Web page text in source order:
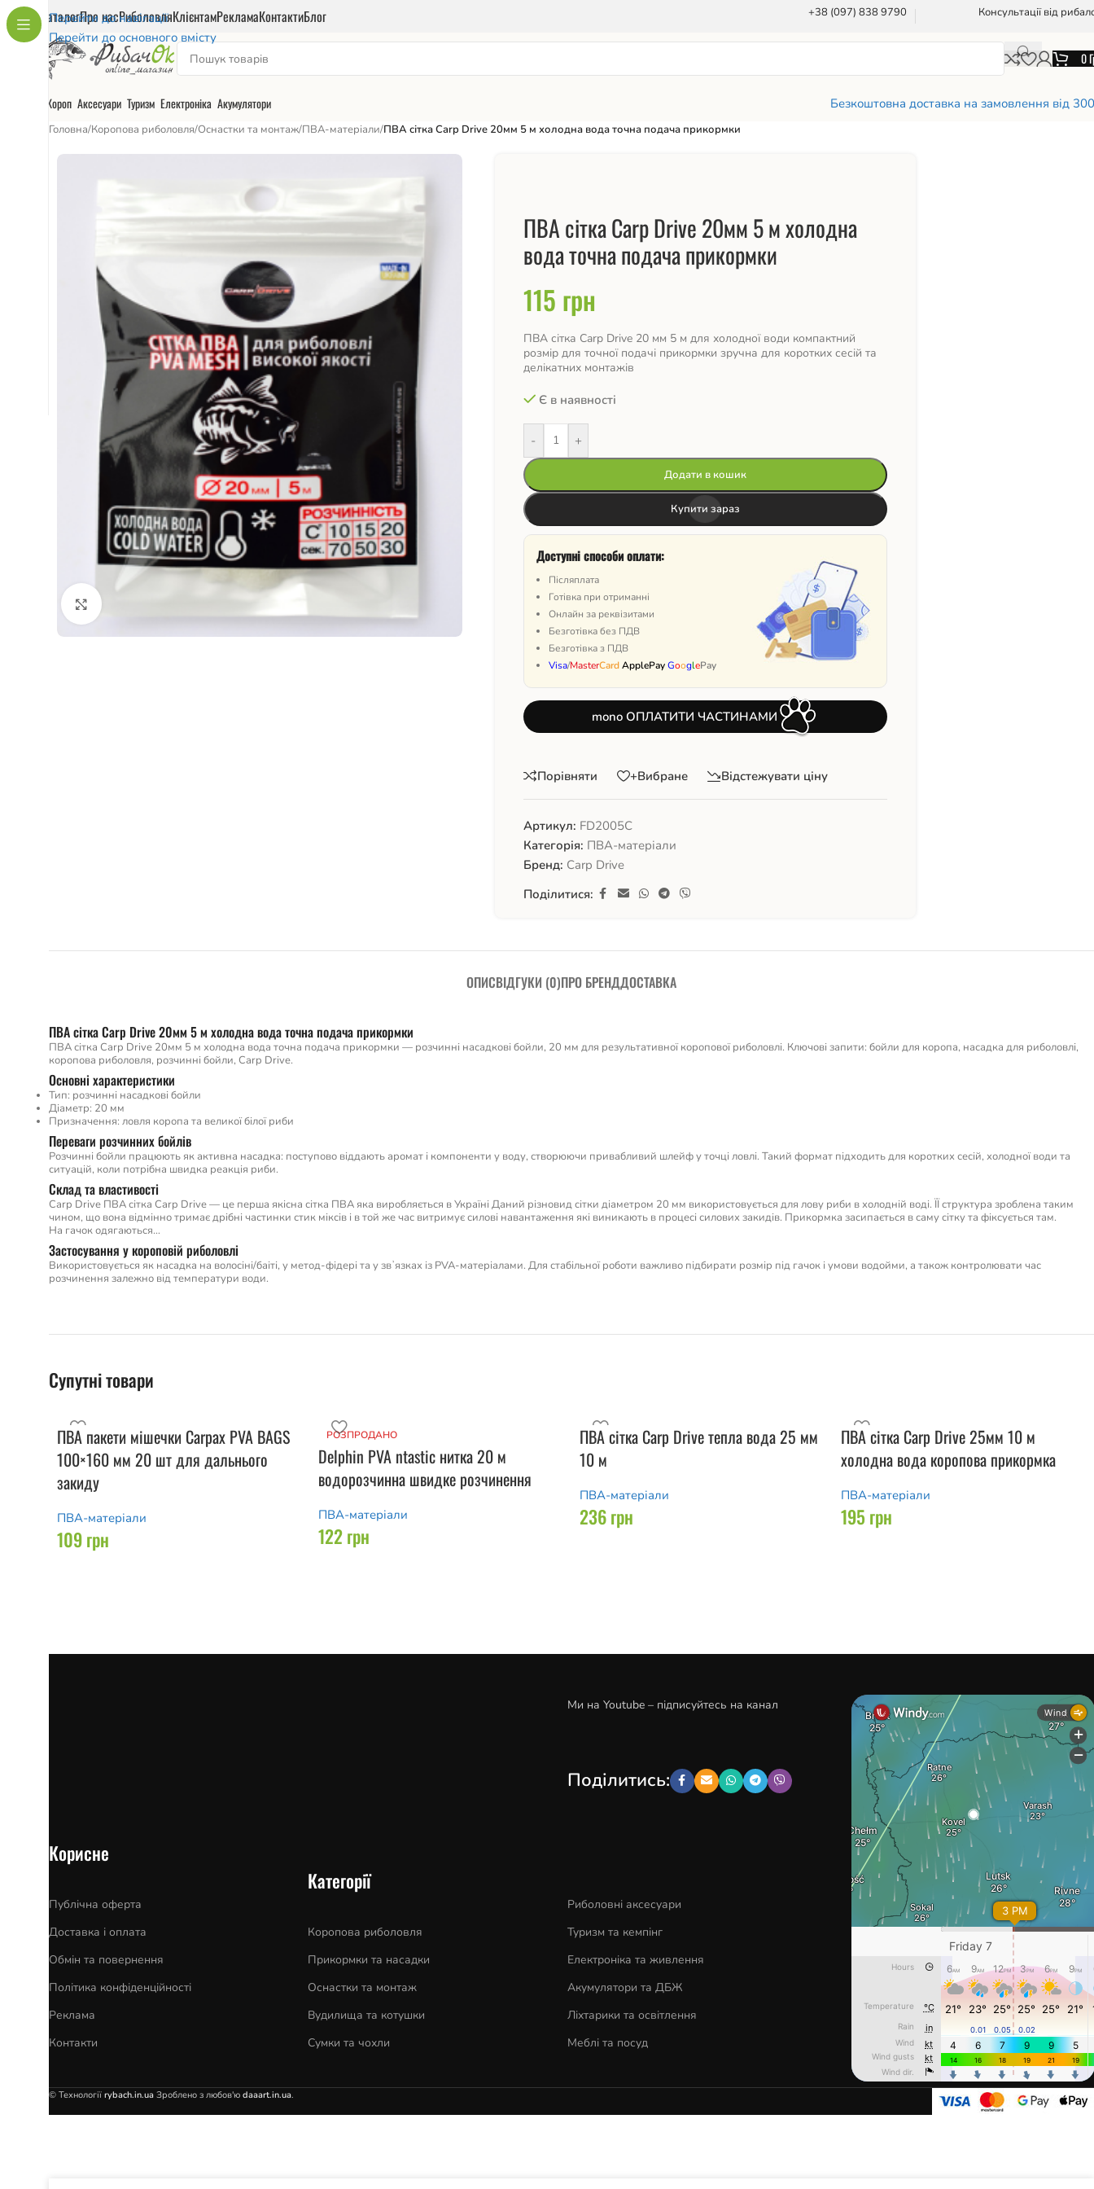
Перейти до навігації
Перейти до основного вмісту
КаталогПро насРиболовляКлієнтамРекламаКонтактиБлог +38 (097) 838 9790 Консультації від
0
Короп Аксесуари Туризм Електроніка Акумулятори Безкоштовна доставка на замовлення від
Головна/Коропова риболовля/Оснастки та монтаж/ПВА-матеріали/ПВА сітка Carp Drive 20мм 5 м холодна вода точна подача прикормки
ПВА сітка Carp Drive 20мм 5 м холодна
вода точна подача прикормки
115 грн
ПВА сітка Carp Drive 20 мм 5 м для холодної води компактний
розмір для точної подачі прикормки зручна для коротких сесій та
делікатних монтажів
Є в наявності
- +
Додати в кошик
Купити зараз
Доступні способи оплати:
Післяплата
Готівка при отриманні
Онлайн за реквізитами
Безготівка без ПДВ
Безготівка з ПДВ
Visa/MasterCard ApplePay GooglePay
mono ОПЛАТИТИ ЧАСТИНАМИ
Порівняти +Вибране Відстежувати ціну
Артикул: FD2005C
Категорія: ПВА-матеріали
Бренд: Carp Drive
Поділитися:
ОПИСВІДГУКИ (0)ПРО БРЕНДДОСТАВКА
ПВА сітка Carp Drive 20мм 5 м холодна вода точна подача прикормки
ПВА сітка Carp Drive 20мм 5 м холодна вода точна подача прикормки — розчинні насадкові бойли, 20 мм для результативної коропової риболовлі. Ключові запити: бойли для коропа, насадка для риболовлі,
коропова риболовля, розчинні бойли, Carp Drive.
Основні характеристики
Тип: розчинні насадкові бойли
Діаметр: 20 мм
Призначення: ловля коропа та великої білої риби
Переваги розчинних бойлів
Розчинні бойли працюють як активна насадка: поступово віддають аромат і компоненти у воду, створюючи привабливий шлейф у точці ловлі. Такий формат підходить для коротких сесій, холодної води та
ситуацій, коли потрібна швидка реакція риби.
Склад та властивості
Carp Drive ПВА сітка Carp Drive — це перша якісна сітка ПВА яка виробляється в Україні Даний різновид сітки діаметром 20 мм використовується для лову риби в холодній воді. ЇЇ структура зроблена таким
чином, що вона відмінно тримає дрібні частинки стик міксів і в той же час витримує силові навантаження які виникають в процесі силових закидів. Прикормка засипається в саму сітку та фіксується там.
На гачок одягаються…
Застосування у короповій риболовлі
Використовується як насадка на волосіні/баіті, у метод-фідері та у звʼязках із PVA-матеріалами. Для стабільної роботи важливо підбирати розмір під гачок і умови водойми, а також контролювати час
розчинення залежно від температури води.
Супутні товари
ПВА пакети мішечки Carpax PVA BAGS
100×160 мм 20 шт для дальнього
закиду
ПВА-матеріали
109грн
РОЗПРОДАНО
Delphin PVA ntastic нитка 20 м
водорозчинна швидке розчинення
ПВА-матеріали
122грн
ПВА сітка Carp Drive тепла вода 25 мм
10 м
ПВА-матеріали
236грн
ПВА сітка Carp Drive 25мм 10 м
холодна вода коропова прикормка
ПВА-матеріали
195 грн
Ми на Youtube – підписуйтесь на канал
Поділитись:
Корисне
Публічна оферта
Доставка і оплата
Обмін та повернення
Політика конфіденційності
Реклама
Контакти
Категорії
Коропова риболовля
Прикормки та насадки
Оснастки та монтаж
Вудилища та котушки
Сумки та чохли
Риболовні аксесуари
Туризм та кемпінг
Електроніка та живлення
Акумулятори та ДБЖ
Ліхтарики та освітлення
Меблі та посуд
© Технології rybach.in.ua Зроблено з любов'ю daaart.in.ua.